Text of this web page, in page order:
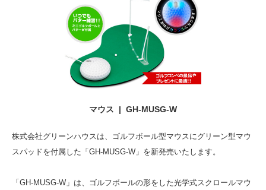
マウス | GH-MUSG-W
株式会社グリーンハウスは、ゴルフボール型マウスにグリーン型マウ
スパッドを付属した「GH-MUSG-W」を新発売いたします。
「GH-MUSG-W」は、ゴルフボールの形をした光学式スクロールマウ